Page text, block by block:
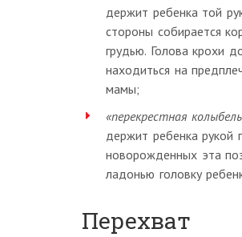
держит ребенка той
стороны собирается
грудью. Голова крохи
находиться на
мамы;
«перекрестная
держит ребенка рукой
новорожденных эта
ладонью головку
Перехват